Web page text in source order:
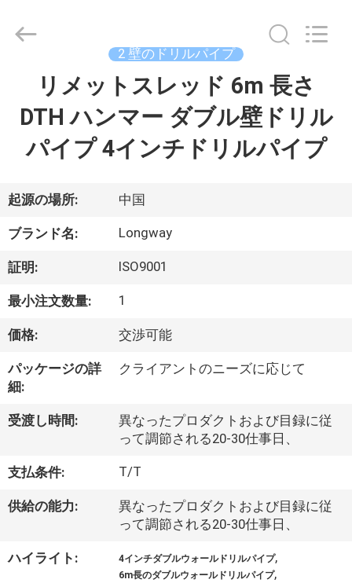
ー
製
品
ビ
デ
私
ち
に
い
Langfang
Reserved.
2 壁のドリルパイプ
リメットスレッド 6m 長さ
DTH ハンマー ダブル壁ドリル
パイプ 4インチドリルパイプ
起源の場所: 中国
ブランド名: Longway
証明: ISO9001
最小注文数量: 1
価格: 交渉可能
パッケージの詳
細:
クライアントのニーズに応じて
受渡し時間:
異なったプロダクトおよび目録に従
って調節される20-30仕事日、
支払条件: T/T
供給の能力:
異なったプロダクトおよび目録に従
って調節される20-30仕事日、
ハイライト: 4インチダブルウォールドリルパイプ,
6m長のダブルウォールドリルパイプ,